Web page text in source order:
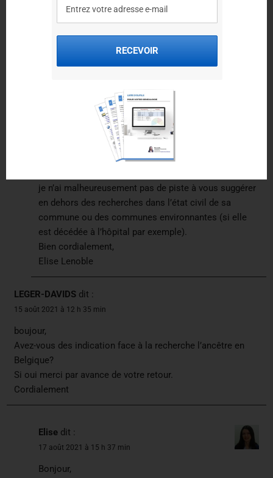
Je recherche la date et l’acte de dc d’une grand’tante qui
était religieuse. Je ne l’ai pas retrouvé dans les registres
communaux et sa communauté, interrogée, ne le trouve pas
12 janvier 2025 à 10 h 36 min
je n’ai malheureusement pas de piste à vous suggérer
en dehors des recherches dans l’état civil de sa
commune ou des communes environnantes (si elle
est décédée à l’hôpital par exemple).
Bien cordialement,
Elise Lenoble
LEGER-DAVIDS dit :
15 août 2021 à 12 h 35 min
boujour,
Avez-vous des indication face à la recherche l’ancêtre en
Belgique?
Si oui merci par avance de votre retour.
Cordialement
Elise dit :
17 août 2021 à 15 h 37 min
Bonjour,
RECEVOIR